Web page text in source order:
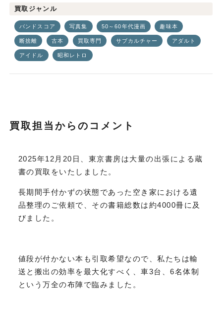
買取ジャンル
バンドスコア 写真集 50～60年代漫画 趣味本
断捨離 古本 買取専門 サブカルチャー アダルト
アイドル 昭和レトロ
買取担当からのコメント
2025年12月20日、東京書房は大量の出張による蔵
書の買取をいたしました。
長期間手付かずの状態であった空き家における遺
品整理のご依頼で、その書籍総数は約4000冊に及
びました。
値段が付かない本も引取希望なので、私たちは輸
送と搬出の効率を最大化すべく、車3台、6名体制
という万全の布陣で臨みました。